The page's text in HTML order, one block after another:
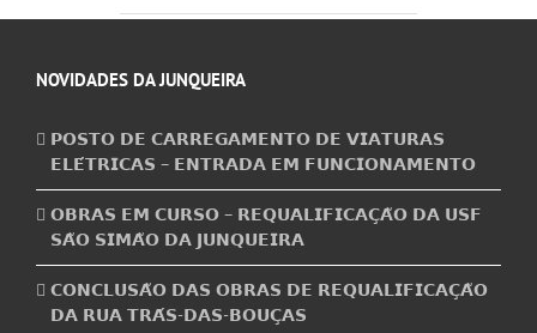
NOVIDADES DA JUNQUEIRA
𝗣𝗢𝗦𝗧𝗢 𝗗𝗘 𝗖𝗔𝗥𝗥𝗘𝗚𝗔𝗠𝗘𝗡𝗧𝗢 𝗗𝗘 𝗩𝗜𝗔𝗧𝗨𝗥𝗔𝗦
𝗘𝗟𝗘́𝗧𝗥𝗜𝗖𝗔𝗦 – 𝗘𝗡𝗧𝗥𝗔𝗗𝗔 𝗘𝗠 𝗙𝗨𝗡𝗖𝗜𝗢𝗡𝗔𝗠𝗘𝗡𝗧𝗢
𝗢𝗕𝗥𝗔𝗦 𝗘𝗠 𝗖𝗨𝗥𝗦𝗢 – 𝗥𝗘𝗤𝗨𝗔𝗟𝗜𝗙𝗜𝗖𝗔𝗖̧𝗔̃𝗢 𝗗𝗔 𝗨𝗦𝗙
𝗦𝗔̃𝗢 𝗦𝗜𝗠𝗔̃𝗢 𝗗𝗔 𝗝𝗨𝗡𝗤𝗨𝗘𝗜𝗥𝗔
𝗖𝗢𝗡𝗖𝗟𝗨𝗦𝗔̃𝗢 𝗗𝗔𝗦 𝗢𝗕𝗥𝗔𝗦 𝗗𝗘 𝗥𝗘𝗤𝗨𝗔𝗟𝗜𝗙𝗜𝗖𝗔𝗖̧𝗔̃𝗢
𝗗𝗔 𝗥𝗨𝗔 𝗧𝗥𝗔́𝗦-𝗗𝗔𝗦-𝗕𝗢𝗨𝗖̧𝗔𝗦